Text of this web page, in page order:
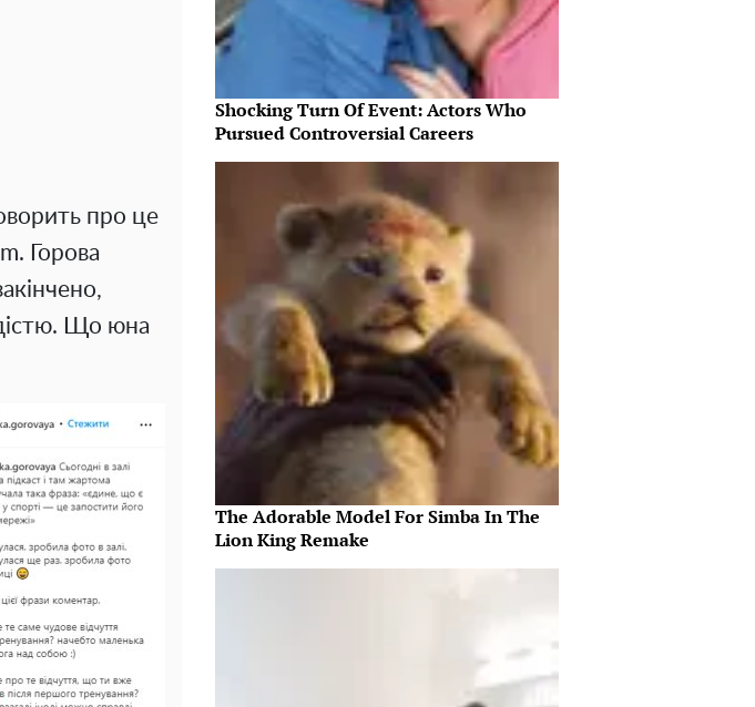
про це
Горова
Що юна
Shocking Turn Of Event: Actors Who
Pursued Controversial Careers
The Adorable Model For Simba In The
Lion King Remake